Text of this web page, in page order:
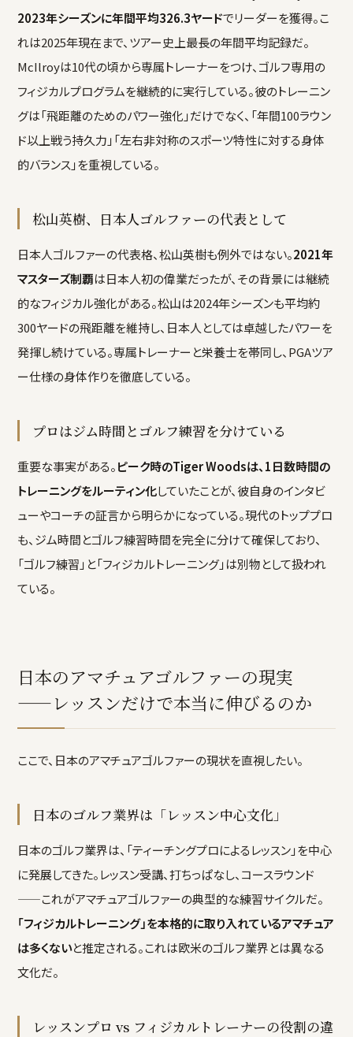
2023年シーズンに年間平均326.3ヤードでリーダーを獲得。こ
れは2025年現在まで、ツアー史上最長の年間平均記録だ。
McIlroyは10代の頃から専属トレーナーをつけ、ゴルフ専用の
フィジカルプログラムを継続的に実行している。彼のトレーニン
グは「飛距離のためのパワー強化」だけでなく、「年間100ラウン
ド以上戦う持久力」「左右非対称のスポーツ特性に対する身体
的バランス」を重視している。
松山英樹、日本人ゴルファーの代表として
日本人ゴルファーの代表格、松山英樹も例外ではない。2021年
マスターズ制覇は日本人初の偉業だったが、その背景には継続
的なフィジカル強化がある。松山は2024年シーズンも平均約
300ヤードの飛距離を維持し、日本人としては卓越したパワーを
発揮し続けている。専属トレーナーと栄養士を帯同し、PGAツア
ー仕様の身体作りを徹底している。
プロはジム時間とゴルフ練習を分けている
重要な事実がある。ピーク時のTiger Woodsは、1日数時間の
トレーニングをルーティン化していたことが、彼自身のインタビ
ューやコーチの証言から明らかになっている。現代のトッププロ
も、ジム時間とゴルフ練習時間を完全に分けて確保しており、
「ゴルフ練習」と「フィジカルトレーニング」は別物として扱われ
ている。
日本のアマチュアゴルファーの現実
——レッスンだけで本当に伸びるのか
ここで、日本のアマチュアゴルファーの現状を直視したい。
日本のゴルフ業界は「レッスン中心文化」
日本のゴルフ業界は、「ティーチングプロによるレッスン」を中心
に発展してきた。レッスン受講、打ちっぱなし、コースラウンド
——これがアマチュアゴルファーの典型的な練習サイクルだ。
「フィジカルトレーニング」を本格的に取り入れているアマチュア
は多くないと推定される。これは欧米のゴルフ業界とは異なる
文化だ。
レッスンプロ vs フィジカルトレーナーの役割の違